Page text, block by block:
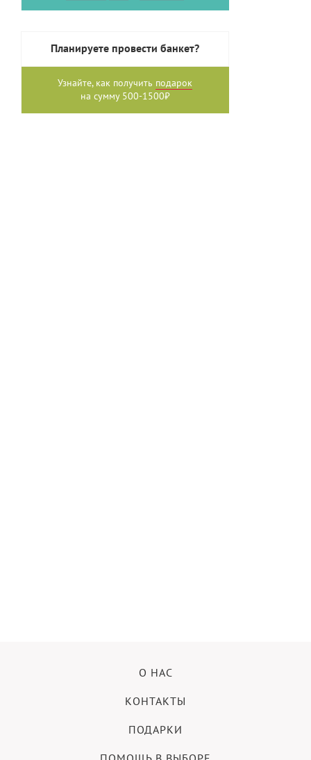
Планируете провести банкет?
Узнайте, как получить подарок
на сумму 500-1500₽
О НАС
КОНТАКТЫ
ПОДАРКИ